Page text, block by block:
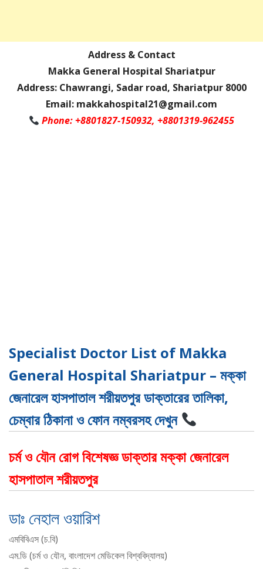
Address & Contact
Makka General Hospital Shariatpur
Address: Chawrangi, Sadar road, Shariatpur 8000
Email: makkahospital21@gmail.com
Phone: +8801827-150932, +8801319-962455
Specialist Doctor List of Makka
General Hospital Shariatpur – মক্কা
জেনারেল হাসপাতাল শরীয়তপুর ডাক্তারের তালিকা,
চেম্বার ঠিকানা ও ফোন নম্বরসহ দেখুন
চর্ম ও যৌন রোগ বিশেষজ্ঞ ডাক্তার মক্কা জেনারেল
হাসপাতাল শরীয়তপুর
ডাঃ নেহাল ওয়ারিশ
এমবিবিএস (চ.বি)
এম.ডি (চর্ম ও যৌন, বাংলাদেশ মেডিকেল বিশ্ববিদ্যালয়)